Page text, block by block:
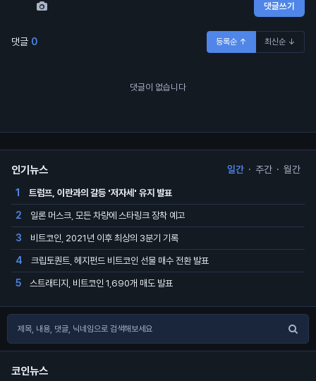
댓글쓰기
댓글 0 등록순 ↑ 최신순 ↓
댓글이 없습니다
인기뉴스 일간 · 주간 · 월간
1 트럼프, 이란과의 갈등 '저자세' 유지 발표
2 일론 머스크, 모든 차량에 스타링크 장착 예고
3 비트코인, 2021년 이후 최상의 3분기 기록
4 크립토퀀트, 헤지펀드 비트코인 선물 매수 전환 발표
5 스트래티지, 비트코인 1,690개 매도 발표
코인뉴스